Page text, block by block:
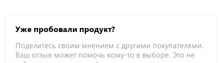
Уже пробовали продукт?
Поделитесь своим мнением с другими покупателями.
Ваш отзыв может помочь кому-то в выборе. Это не